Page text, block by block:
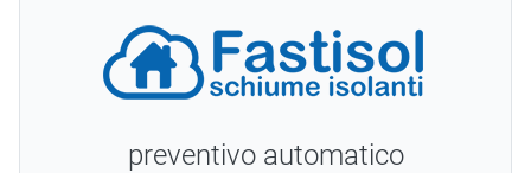
preventivo automatico